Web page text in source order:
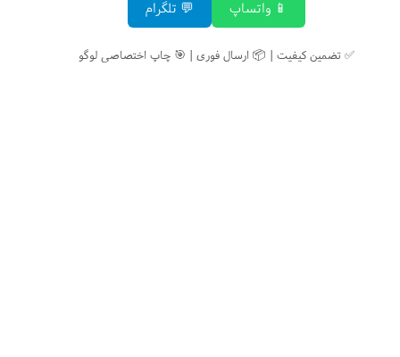
📱 واتساپ 💬 تلگرام
✅ تضمین کیفیت | 📦 ارسال فوری | 🎯 چاپ اختصاصی لوگو